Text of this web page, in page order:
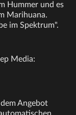
Hummer und es
Marihuana.
im Spektrum".
Media:
Angebot